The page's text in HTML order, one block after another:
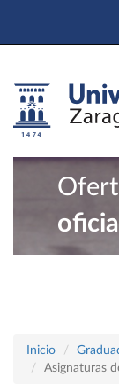
Inicio
Asignaturas